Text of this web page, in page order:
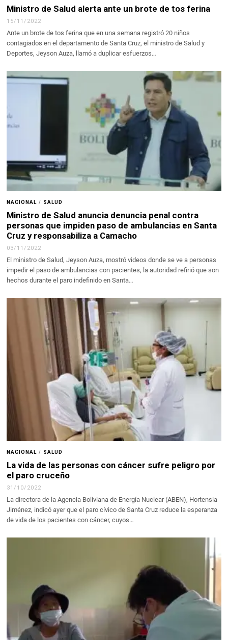
Ministro de Salud alerta ante un brote de tos ferina
15/11/2022
Ante un brote de tos ferina que en una semana registró 20 niños
contagiados en el departamento de Santa Cruz, el ministro de Salud y
Deportes, Jeyson Auza, llamó a duplicar esfuerzos…
NACIONAL / SALUD
Ministro de Salud anuncia denuncia penal contra
personas que impiden paso de ambulancias en Santa
Cruz y responsabiliza a Camacho
03/11/2022
El ministro de Salud, Jeyson Auza, mostró videos donde se ve a personas
impedir el paso de ambulancias con pacientes, la autoridad refirió que son
hechos durante el paro indefinido en Santa…
NACIONAL / SALUD
La vida de las personas con cáncer sufre peligro por
el paro cruceño
31/10/2022
La directora de la Agencia Boliviana de Energía Nuclear (ABEN), Hortensia
Jiménez, indicó ayer que el paro cívico de Santa Cruz reduce la esperanza
de vida de los pacientes con cáncer, cuyos…